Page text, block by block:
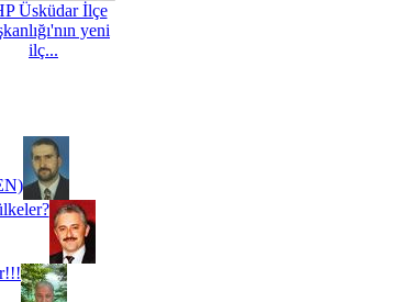
Üsküdar İlçe
yeni
ilç...